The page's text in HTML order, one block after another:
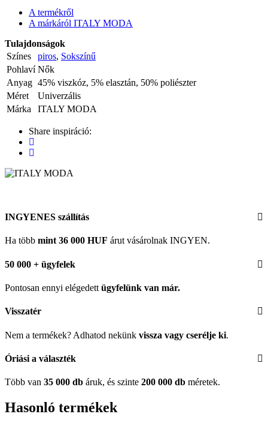
A termékről
A márkáról ITALY MODA
Tulajdonságok
Színes
piros, Sokszínű
Pohlaví Nők
Anyag 45% viszkóz, 5% elasztán, 50% poliészter
Méret
Univerzális
Márka
ITALY MODA
Share inspiráció:
INGYENES szállítás
Ha több mint 36 000 HUF árut vásárolnak INGYEN.
50 000 + ügyfelek
Pontosan ennyi elégedett ügyfelünk van már.
Visszatér
Nem a termékek? Adhatod nekünk vissza vagy cserélje ki.
Óriási a választék
Több van 35 000 db áruk, és szinte 200 000 db méretek.
Hasonló termékek